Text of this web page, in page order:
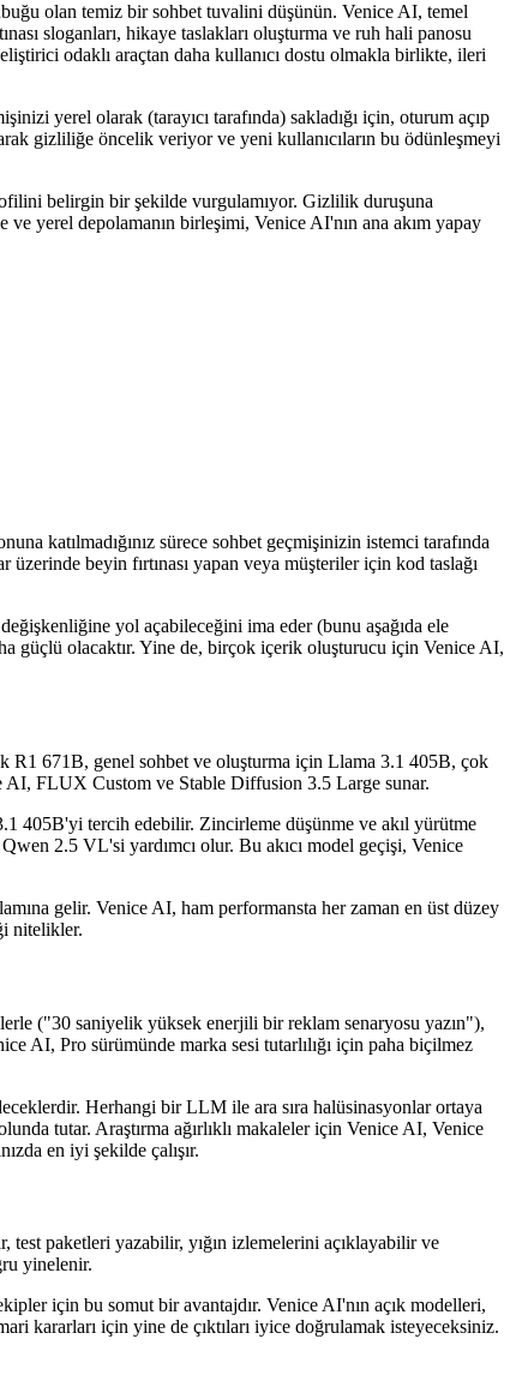
olan temiz bir sohbet tuvalini düşünün. Venice AI, temel
sloganları, hikaye taslakları oluşturma ve ruh hali panosu
odaklı araçtan daha kullanıcı dostu olmakla birlikte, ileri
yerel olarak (tarayıcı tarafında) sakladığı için, oturum açıp
gizliliğe öncelik veriyor ve yeni kullanıcıların bu ödünleşmeyi
belirgin bir şekilde vurgulamıyor. Gizlilik duruşuna
yerel depolamanın birleşimi, Venice AI'nın ana akım yapay
katılmadığınız sürece sohbet geçmişinizin istemci tarafında
üzerinde beyin fırtınası yapan veya müşteriler için kod taslağı
yol açabileceğini ima eder (bunu aşağıda ele
güçlü olacaktır. Yine de, birçok içerik oluşturucu için Venice AI,
R1 671B, genel sohbet ve oluşturma için Llama 3.1 405B, çok
FLUX Custom ve Stable Diffusion 3.5 Large sunar.
405B'yi tercih edebilir. Zincirleme düşünme ve akıl yürütme
2.5 VL'si yardımcı olur. Bu akıcı model geçişi, Venice
gelir. Venice AI, ham performansta her zaman en üst düzey
nitelikler.
("30 saniyelik yüksek enerjili bir reklam senaryosu yazın"),
AI, Pro sürümünde marka sesi tutarlılığı için paha biçilmez
Herhangi bir LLM ile ara sıra halüsinasyonlar ortaya
tutar. Araştırma ağırlıklı makaleler için Venice AI, Venice
en iyi şekilde çalışır.
test paketleri yazabilir, yığın izlemelerini açıklayabilir ve
yinelenir.
için bu somut bir avantajdır. Venice AI'nın açık modelleri,
kararları için yine de çıktıları iyice doğrulamak isteyeceksiniz.